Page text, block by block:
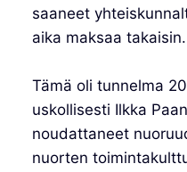
saaneet
aika maksaa takaisin.
Tämä oli tunnelma
uskollisesti Ilkka
noudattaneet
nuorten